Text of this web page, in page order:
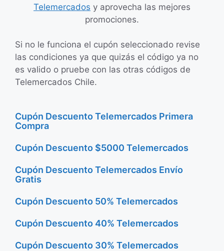
Telemercados y aprovecha las mejores
promociones.
Si no le funciona el cupón seleccionado revise
las condiciones ya que quizás el código ya no
es valido o pruebe con las otras códigos de
Telemercados Chile.
Cupón Descuento Telemercados Primera
Compra
Cupón Descuento $5000 Telemercados
Cupón Descuento Telemercados Envío
Gratis
Cupón Descuento 50% Telemercados
Cupón Descuento 40% Telemercados
Cupón Descuento 30% Telemercados